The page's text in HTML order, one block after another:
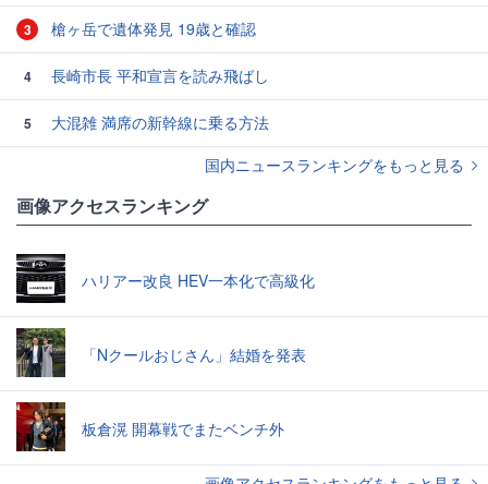
3 槍ヶ岳で遺体発見 19歳と確認
4 長崎市長 平和宣言を読み飛ばし
5
大混雑 満席の新幹線に乗る方法
国内ニュースランキングをもっと見る
画像アクセスランキング
ハリアー改良 HEV一本化で高級化
「Nクールおじさん」結婚を発表
板倉滉 開幕戦でまたベンチ外